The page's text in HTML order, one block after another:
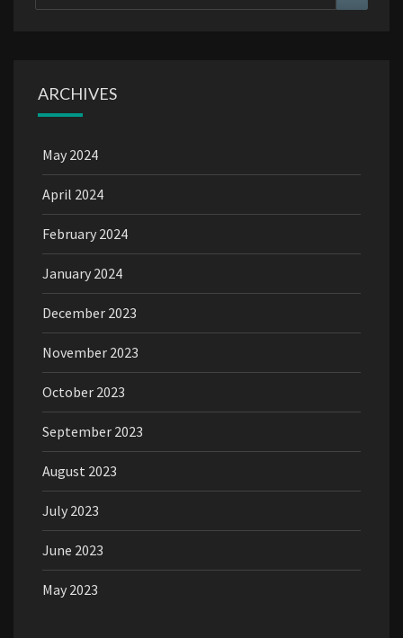
for:
ARCHIVES
May 2024
April 2024
February 2024
January 2024
December 2023
November 2023
October 2023
September 2023
August 2023
July 2023
June 2023
May 2023